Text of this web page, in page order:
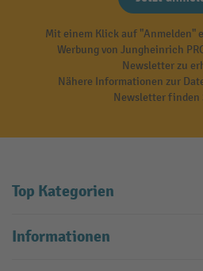
Mit einem Klick auf "Anmelden"
Werbung von Jungheinrich
Newsletter zu
Nähere Informationen zur
Newsletter finden
Top Kategorien
Informationen